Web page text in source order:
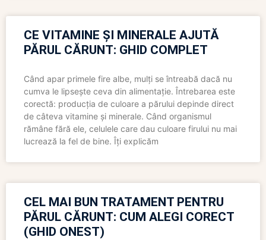
CE VITAMINE ȘI MINERALE AJUTĂ
PĂRUL CĂRUNT: GHID COMPLET
Când apar primele fire albe, mulți se întreabă dacă nu
cumva le lipsește ceva din alimentație. Întrebarea este
corectă: producția de culoare a părului depinde direct
de câteva vitamine și minerale. Când organismul
rămâne fără ele, celulele care dau culoare firului nu mai
lucrează la fel de bine. Îți explicăm
CEL MAI BUN TRATAMENT PENTRU
PĂRUL CĂRUNT: CUM ALEGI CORECT
(GHID ONEST)